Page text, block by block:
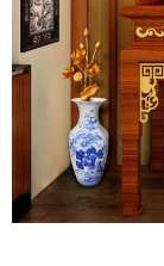
TỨC
HỆ
THỐNG
HÀNG
TRỢ